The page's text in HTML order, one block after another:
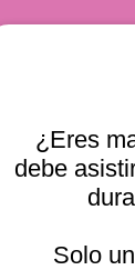
¿Eres
debe
Solo